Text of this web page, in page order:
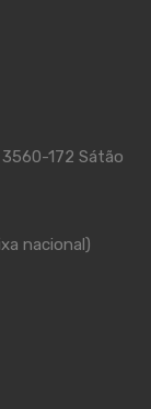
3560-172 Sátão
nacional)